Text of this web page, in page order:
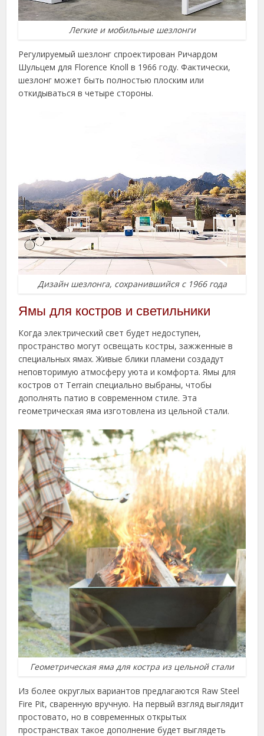
Легкие и мобильные шезлонги
Регулируемый шезлонг спроектирован Ричардом
Шульцем для Florence Knoll в 1966 году. Фактически,
шезлонг может быть полностью плоским или
откидываться в четыре стороны.
Дизайн шезлонга, сохранившийся с 1966 года
Ямы для костров и светильники
Когда электрический свет будет недоступен,
пространство могут освещать костры, зажженные в
специальных ямах. Живые блики пламени создадут
неповторимую атмосферу уюта и комфорта. Ямы для
костров от Terrain специально выбраны, чтобы
дополнять патио в современном стиле. Эта
геометрическая яма изготовлена из цельной стали.
Геометрическая яма для костра из цельной стали
Из более округлых вариантов предлагаются Raw Steel
Fire Pit, сваренную вручную. На первый взгляд выглядит
простовато, но в современных открытых
пространствах такое дополнение будет выглядеть